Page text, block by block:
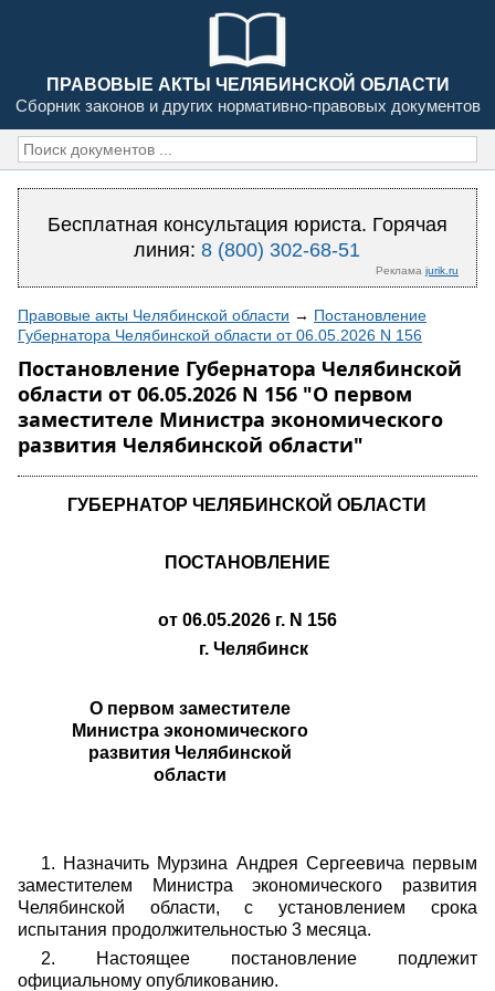
ПРАВОВЫЕ АКТЫ ЧЕЛЯБИНСКОЙ ОБЛАСТИ
Сборник законов и других нормативно-правовых документов
Бесплатная консультация юриста. Горячая
линия:8 (800) 302-68-51
Реклама jurik.ru
Правовые акты Челябинской области → Постановление
Губернатора Челябинской области от 06.05.2026 N 156
Постановление Губернатора Челябинской
области от 06.05.2026 N 156 "О первом
заместителе Министра экономического
развития Челябинской области"
ГУБЕРНАТОР ЧЕЛЯБИНСКОЙ ОБЛАСТИ
ПОСТАНОВЛЕНИЕ
от 06.05.2026 г. N 156
г. Челябинск
О первом заместителе
Министра экономического
развития Челябинской
области
1. Назначить Мурзина Андрея Сергеевича первым
заместителем Министра экономического развития
Челябинской области, с установлением срока
испытания продолжительностью 3 месяца.
2. Настоящее постановление подлежит
официальному опубликованию.